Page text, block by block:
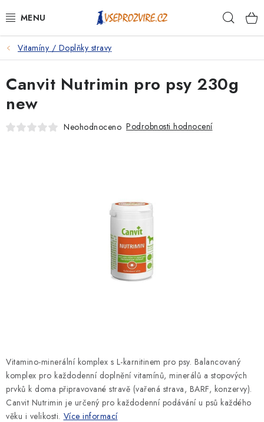
na
PSI
KOČKY
KONĚ
KRÁLÍCI/HLODAVCI/PTÁCI
Vitamíny / Doplňky stravy
Vitamino-minerální komplex s L-karnitinem pro psy. Balancovaný
komplex pro každodenní doplnění vitamínů, minerálů a stopových
prvků k doma připravované stravě (vařená strava, BARF, konzervy).
Canvit Nutrimin je určený pro každodenní podávání u psů každého
věku i velikosti. Více informací
Canvit Nutrimin pro psy 230g
new
Neohodnoceno Podrobnosti hodnocení